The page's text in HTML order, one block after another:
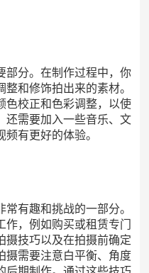
部分。在制作过程中，你
和修饰拍出来的素材。
色校正和色彩调整，以使
还需要加入一些音乐、文
有更好的体验。
有趣和挑战的一部分。
，例如购买或租赁专门
摄技巧以及在拍摄前确定
摄需要注意白平衡、角度